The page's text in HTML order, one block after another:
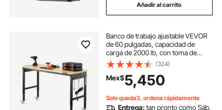
Añadir al carrito
Banco de trabajo ajustable VEVOR
de 60 pulgadas, capacidad de
carga de 2000 lb, con toma de
corriente, ruedas y tablero
perforado, mesa de trabajo
resistente con cubierta de madera
de roble para garaje, taller, oficina y
hogar.
(324)
Mex$5,450
Solo queda3, ordena rápidamente
Entrega:tan pronto como Sáb.